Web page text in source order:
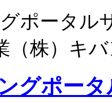
グポータル
（株）キ